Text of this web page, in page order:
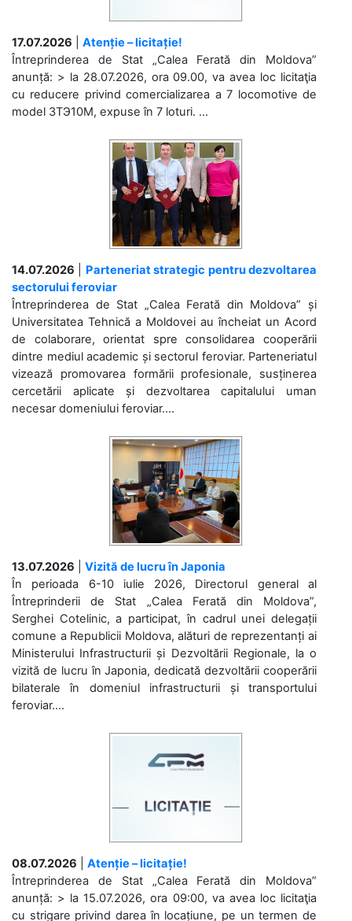
17.07.2026
Atenție – licitație!
Întreprinderea de Stat „Calea Ferată din Moldova”
anunță: > la 28.07.2026, ora 09.00, va avea loc licitaţia
cu reducere privind comercializarea a 7 locomotive de
model 3ТЭ10М, expuse în 7 loturi. ...
14.07.2026
Parteneriat strategic pentru dezvoltarea
sectorului feroviar
Întreprinderea de Stat „Calea Ferată din Moldova” și
Universitatea Tehnică a Moldovei au încheiat un Acord
de colaborare, orientat spre consolidarea cooperării
dintre mediul academic și sectorul feroviar. Parteneriatul
vizează promovarea formării profesionale, susținerea
cercetării aplicate și dezvoltarea capitalului uman
necesar domeniului feroviar....
13.07.2026
Vizită de lucru în Japonia
În perioada 6-10 iulie 2026, Directorul general al
Întreprinderii de Stat „Calea Ferată din Moldova”,
Serghei Cotelinic, a participat, în cadrul unei delegații
comune a Republicii Moldova, alături de reprezentanți ai
Ministerului Infrastructurii și Dezvoltării Regionale, la o
vizită de lucru în Japonia, dedicată dezvoltării cooperării
bilaterale în domeniul infrastructurii și transportului
feroviar....
08.07.2026
Atenție – licitație!
Întreprinderea de Stat „Calea Ferată din Moldova”
anunță: > la 15.07.2026, ora 09:00, va avea loc licitaţia
cu strigare privind darea în locațiune, pe un termen de